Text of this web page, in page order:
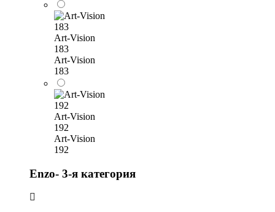
Art-Vision
183
Art-Vision
183
Art-Vision
192
Art-Vision
192
Enzo- 3-я категория